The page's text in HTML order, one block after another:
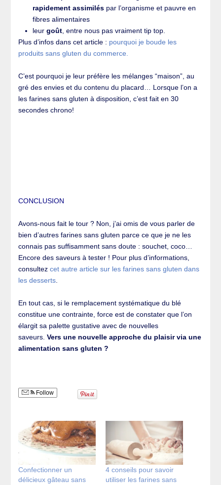
rapidement assimilés par l’organisme et pauvre en
fibres alimentaires
leurgoût , entre nous pas vraiment tip top.
Plus d’infos dans cet article : pourquoi je boude les
produits sans gluten du commerce.
C’est pourquoi je leur préfère les mélanges “maison”, au
gré des envies et du contenu du placard… Lorsque l’on a
les farines sans gluten à disposition, c’est fait en 30
secondes chrono!
CONCLUSION
Avons-nous fait le tour ? Non, j’ai omis de vous parler de
bien d’autres farines sans gluten parce ce que je ne les
connais pas suffisamment sans doute : souchet, coco…
Encore des saveurs à tester ! Pour plus d’informations,
consultezcet autre article sur les farines sans gluten dans
les desserts
En tout cas, si le remplacement systématique du blé
constitue une contrainte, force est de constater que l’on
élargit sa palette gustative avec de nouvelles
saveurs.Vers une nouvelle approche du plaisir via une
alimentation sans gluten ?
Follow
Confectionner un
délicieux gâteau sans
4 conseils pour savoir
utiliser les farines sans